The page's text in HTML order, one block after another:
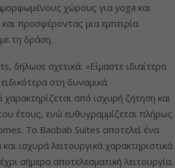
χώρους για yoga και
προσφέροντας μια εμπειρία
τη δράση.
σχετικά: «Είμαστε ιδιαίτερα
στη δυναμικά
από ισχυρή ζήτηση και
έτους, ενώ ευθυγραμμίζεται πλήρως
Το Baobab Suites αποτελεί ένα
ισχυρά λειτουργικά χαρακτηριστικά
σήμερα αποτελεσματική λειτουργία.